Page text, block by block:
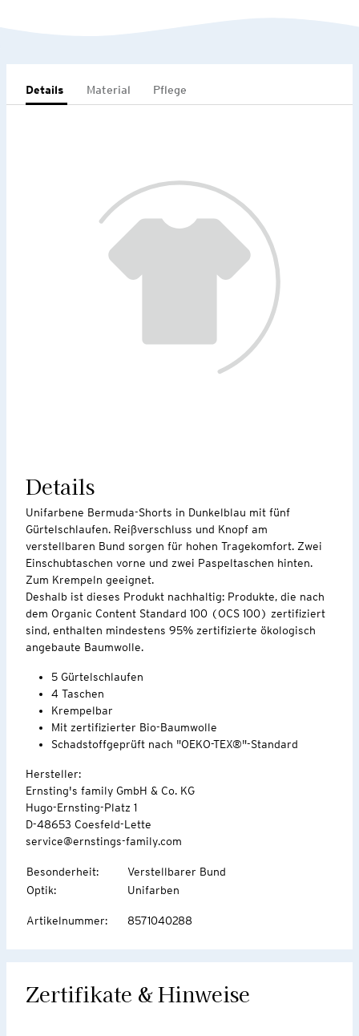
Details Material Pflege
Details
Unifarbene Bermuda-Shorts in Dunkelblau mit fünf
Gürtelschlaufen. Reißverschluss und Knopf am
verstellbaren Bund sorgen für hohen Tragekomfort. Zwei
Einschubtaschen vorne und zwei Paspeltaschen hinten.
Zum Krempeln geeignet.
Deshalb ist dieses Produkt nachhaltig: Produkte, die nach
dem Organic Content Standard 100 (OCS 100) zertifiziert
sind, enthalten mindestens 95% zertifizierte ökologisch
angebaute Baumwolle.
5 Gürtelschlaufen
4 Taschen
Krempelbar
Mit zertifizierter Bio-Baumwolle
Schadstoffgeprüft nach "OEKO-TEX®"-Standard
Hersteller:
Ernsting's family GmbH & Co. KG
Hugo-Ernsting-Platz 1
D-48653 Coesfeld-Lette
service@ernstings-family.com
Besonderheit:
Verstellbarer Bund
Optik: Unifarben
Artikelnummer: 8571040288
Zertifikate & Hinweise